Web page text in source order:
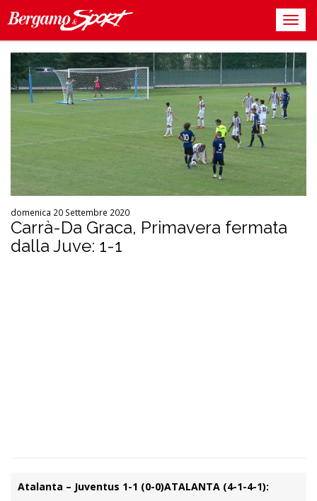
domenica 20 Settembre 2020
Carrà-Da Graca, Primavera fermata
dalla Juve: 1-1
Atalanta – Juventus 1-1 (0-0)ATALANTA (4-1-4-1):